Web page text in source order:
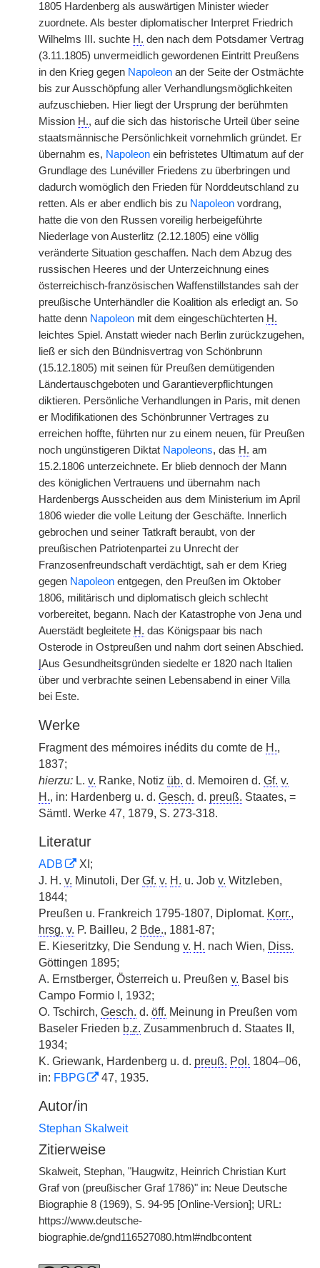
1805 Hardenberg als auswärtigen Minister wieder
zuordnete. Als bester diplomatischer Interpret Friedrich
Wilhelms III. suchte H. den nach dem Potsdamer Vertrag
(3.11.1805) unvermeidlich gewordenen Eintritt Preußens
in den Krieg gegen Napoleon an der Seite der Ostmächte
bis zur Ausschöpfung aller Verhandlungsmöglichkeiten
aufzuschieben. Hier liegt der Ursprung der berühmten
Mission H., auf die sich das historische Urteil über seine
staatsmännische Persönlichkeit vornehmlich gründet. Er
übernahm es, Napoleon ein befristetes Ultimatum auf der
Grundlage des Lunéviller Friedens zu überbringen und
dadurch womöglich den Frieden für Norddeutschland zu
retten. Als er aber endlich bis zu Napoleon vordrang,
hatte die von den Russen voreilig herbeigeführte
Niederlage von Austerlitz (2.12.1805) eine völlig
veränderte Situation geschaffen. Nach dem Abzug des
russischen Heeres und der Unterzeichnung eines
österreichisch-französischen Waffenstillstandes sah der
preußische Unterhändler die Koalition als erledigt an. So
hatte denn Napoleon mit dem eingeschüchterten H.
leichtes Spiel. Anstatt wieder nach Berlin zurückzugehen,
ließ er sich den Bündnisvertrag von Schönbrunn
(15.12.1805) mit seinen für Preußen demütigenden
Ländertauschgeboten und Garantieverpflichtungen
diktieren. Persönliche Verhandlungen in Paris, mit denen
er Modifikationen des Schönbrunner Vertrages zu
erreichen hoffte, führten nur zu einem neuen, für Preußen
noch ungünstigeren Diktat Napoleons, das H. am
15.2.1806 unterzeichnete. Er blieb dennoch der Mann
des königlichen Vertrauens und übernahm nach
Hardenbergs Ausscheiden aus dem Ministerium im April
1806 wieder die volle Leitung der Geschäfte. Innerlich
gebrochen und seiner Tatkraft beraubt, von der
preußischen Patriotenpartei zu Unrecht der
Franzosenfreundschaft verdächtigt, sah er dem Krieg
gegen Napoleon entgegen, den Preußen im Oktober
1806, militärisch und diplomatisch gleich schlecht
vorbereitet, begann. Nach der Katastrophe von Jena und
Auerstädt begleitete H. das Königspaar bis nach
Osterode in Ostpreußen und nahm dort seinen Abschied.
Aus Gesundheitsgründen siedelte er 1820 nach Italien
über und verbrachte seinen Lebensabend in einer Villa
bei Este.
Werke
Fragment des mémoires inédits du comte de H.,
1837;
hierzu: L. v. Ranke, Notiz üb. d. Memoiren d. Gf. v.
H., in: Hardenberg u. d. Gesch. d. preuß. Staates, =
Sämtl. Werke 47, 1879, S. 273-318.
Literatur
ADB
XI;
J. H. v. Minutoli, Der Gf. v. H. u. Job v. Witzleben,
1844;
Preußen u. Frankreich 1795-1807, Diplomat. Korr.,
hrsg. v. P. Bailleu, 2 Bde., 1881-87;
E. Kieseritzky, Die Sendung v. H. nach Wien, Diss.
Göttingen 1895;
A. Ernstberger, Österreich u. Preußen v. Basel bis
Campo Formio I, 1932;
O. Tschirch, Gesch. d. öff. Meinung in Preußen vom
Baseler Frieden b.z. Zusammenbruch d. Staates II,
1934;
K. Griewank, Hardenberg u. d. preuß. Pol. 1804–06,
in: FBPG 47, 1935.
Autor/in
Stephan Skalweit
Zitierweise
Skalweit, Stephan, "Haugwitz, Heinrich Christian Kurt
Graf von (preußischer Graf 1786)" in: Neue Deutsche
Biographie 8 (1969), S. 94-95 [Online-Version]; URL:
https://www.deutsche-
biographie.de/gnd116527080.html#ndbcontent